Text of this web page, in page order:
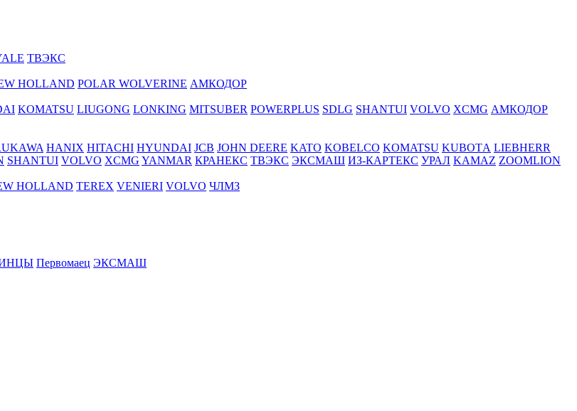
ТВЭКС
HOLLAND POLAR WOLVERINE АМКОДОР
KOMATSU LIUGONG LONKING MITSUBER POWERPLUS SDLG SHANTUI VOLVO XCMG АМКОДОР
HANIX HITACHI HYUNDAI JCB JOHN DEERE KATO KOBELCO KOMATSU KUBOTА LIEBHERR
SHANTUI VOLVO XCMG YANMAR КРАНЕКС ТВЭКС ЭКСМАШ ИЗ-КАРТЕКС УРАЛ KAMAZ ZOOMLION
HOLLAND TEREX VENIERI VOLVO ЧЛМЗ
Первомаец ЭКСМАШ